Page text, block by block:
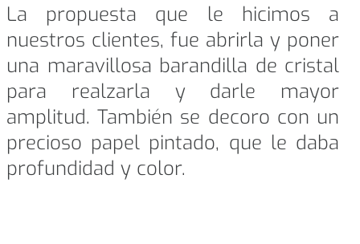
La propuesta que le hicimos a
nuestros clientes, fue abrirla y poner
una maravillosa barandilla de cristal
para realzarla y darle mayor
amplitud. También se decoro con un
precioso papel pintado, que le daba
profundidad y color.